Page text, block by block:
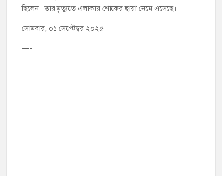
ছিলেন। তার মৃত্যুতে এলাকায় শোকের ছায়া নেমে এসেছে।
সোমবার, ০১ সেপ্টেম্বর ২০২৫
—-